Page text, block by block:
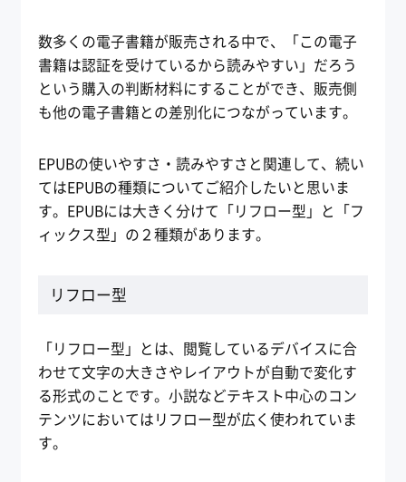
数多くの電子書籍が販売される中で、「この電子
書籍は認証を受けているから読みやすい」だろう
という購入の判断材料にすることができ、販売側
も他の電子書籍との差別化につながっています。
EPUBの使いやすさ・読みやすさと関連して、続い
てはEPUBの種類についてご紹介したいと思いま
す。EPUBには大きく分けて「リフロー型」と「フ
ィックス型」の２種類があります。
リフロー型
「リフロー型」とは、閲覧しているデバイスに合
わせて文字の大きさやレイアウトが自動で変化す
る形式のことです。小説などテキスト中心のコン
テンツにおいてはリフロー型が広く使われていま
す。